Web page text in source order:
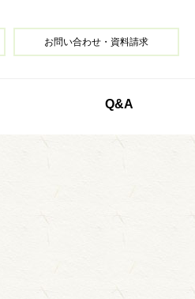
お問い合わせ・資料請求
Q&A